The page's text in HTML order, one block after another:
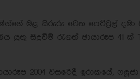
මළ සිරුරු වෙත පෙට්ට්‍රල්
සිදුවීම් රැගත් ඡායාරූප 41 ක්
2004 වසරේදී ඉරාකයේ,